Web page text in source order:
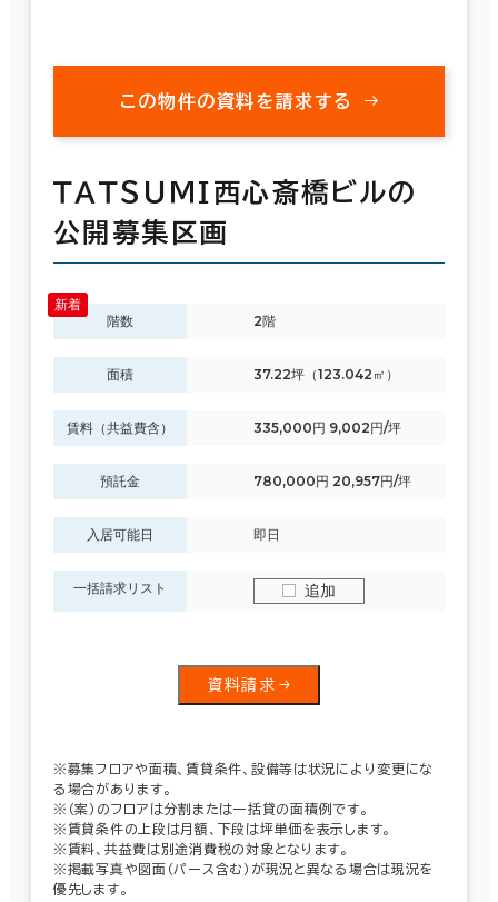
この物件の資料を請求する
ＴＡＴＳＵＭＩ西心斎橋ビルの
公開募集区画
階数 2階
面積 37.22坪（123.042㎡）
賃料（共益費含） 335,000円 9,002円/坪
預託金 780,000円 20,957円/坪
入居可能日 即日
一括請求リスト 追加
資料請求
※募集フロアや面積、賃貸条件、設備等は状況により変更にな
る場合があります。
※（案）のフロアは分割または一括貸の面積例です。
※賃貸条件の上段は月額、下段は坪単価を表示します。
※賃料、共益費は別途消費税の対象となります。
※掲載写真や図面（パース含む）が現況と異なる場合は現況を
優先します。